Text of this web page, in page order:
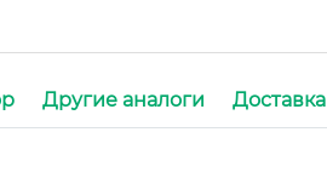
Другие аналоги Доставка